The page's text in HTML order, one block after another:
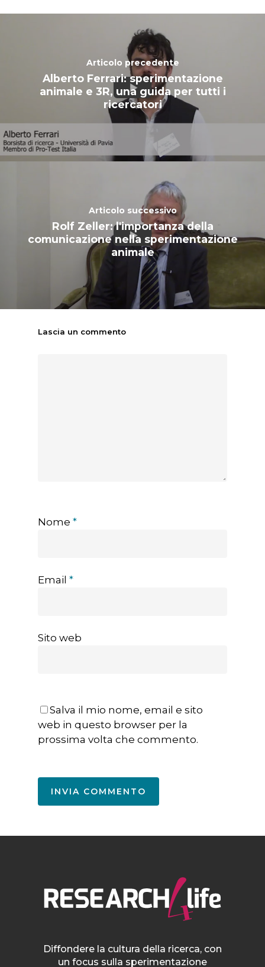
Articolo precedente
Alberto Ferrari: sperimentazione
animale e 3R, una guida per tutti i
ricercatori
Articolo successivo
Rolf Zeller: l'importanza della
comunicazione nella sperimentazione
animale
Lascia un commento
Nome *
Email *
Sito web
Salva il mio nome, email e sito
web in questo browser per la
prossima volta che commento.
Diffondere la cultura della ricerca, con
un focus sulla sperimentazione
NORMATIVA
CONTATTI